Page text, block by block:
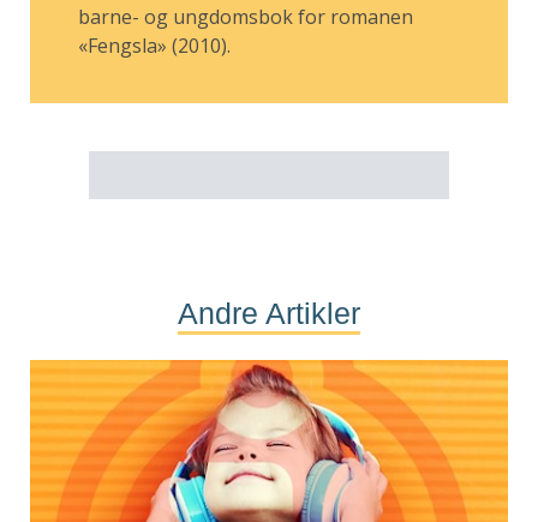
barne- og ung­domsbok for romanen
«Fengsla» (2010).
Andre Artikler